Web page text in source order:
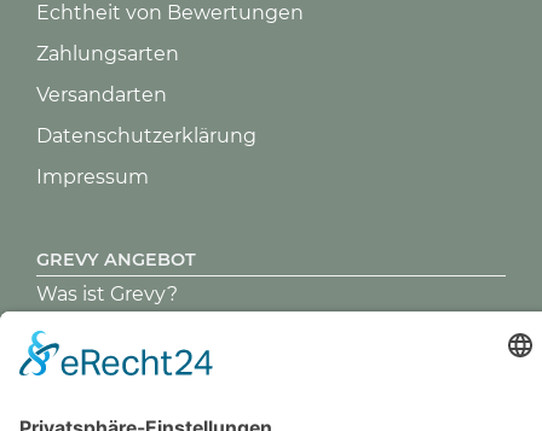
Echtheit von Bewertungen
Zahlungsarten
Versandarten
Datenschutz­erklärung
Impressum
GREVY ANGEBOT
Was ist Grevy?
BENUTZERANMELDUNG